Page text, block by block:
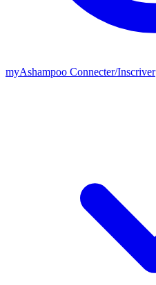
myAshampoo Connecter/Inscriver